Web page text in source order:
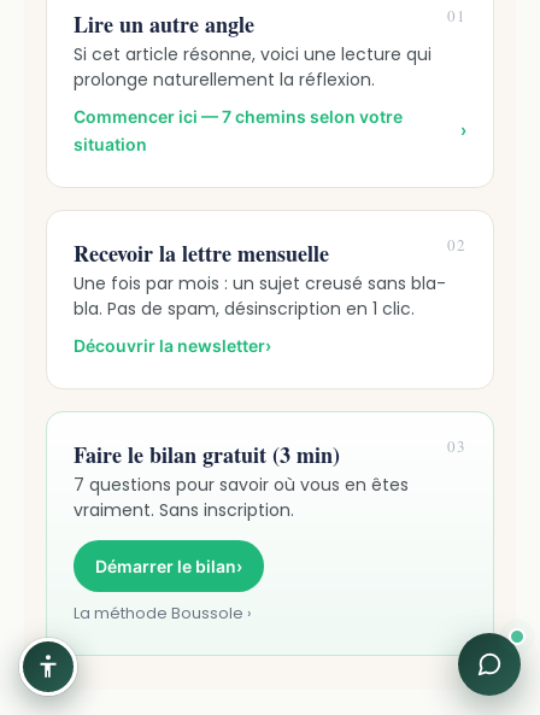
01
Lire un autre angle
Si cet article résonne, voici une lecture qui
prolonge naturellement la réflexion.
Commencer ici — 7 chemins selon votre
situation
›
02
Recevoir la lettre mensuelle
Une fois par mois : un sujet creusé sans bla-
bla. Pas de spam, désinscription en 1 clic.
Découvrir la newsletter›
03
Faire le bilan gratuit (3 min)
7 questions pour savoir où vous en êtes
vraiment. Sans inscription.
Démarrer le bilan›
La méthode Boussole ›